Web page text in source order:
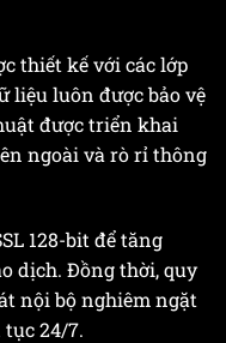
thiết kế với các lớp
liệu luôn được bảo vệ
được triển khai
ngoài và rò rỉ thông
128-bit để tăng
dịch. Đồng thời, quy
nội bộ nghiêm ngặt
24/7.